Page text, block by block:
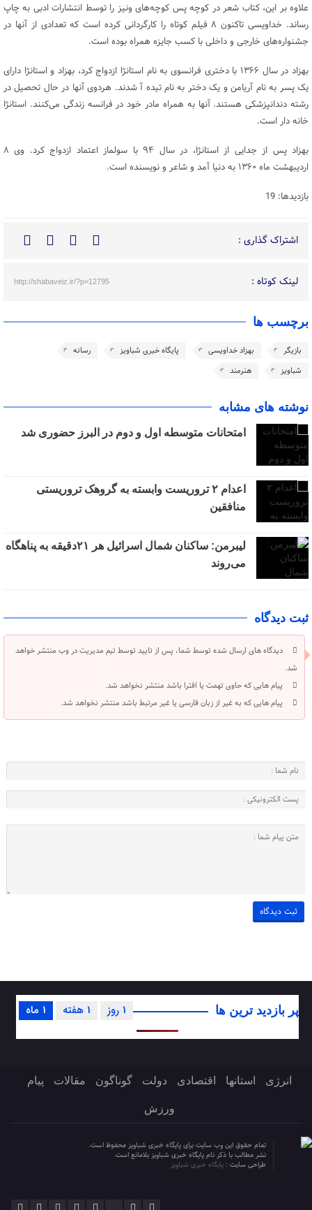
علاوه بر این، کتاب شعر در کوچه پس کوچه‌های ونیز را توسط انتشارات ادبی به چاپ
رساند. خداویسی تاکنون ۸ فیلم کوتاه را کارگردانی کرده است که تعدادی از آنها در
جشنواره‌های خارجی و داخلی با کسب جایزه همراه بوده است.
بهزاد در سال ۱۳۶۶ با دختری فرانسوی به نام استانژا ازدواج کرد، بهزاد و استانژا دارای
یک پسر به نام آریامن و یک دختر به نام تیده آ شدند. هردوی آنها در حال تحصیل در
رشته دندانپزشکی هستند. آنها به همراه مادر خود در فرانسه زندگی می‌کنند. استانژا
خانه دار است.
بهزاد پس از جدایی از استانژا، در سال ۹۴ با سولماز اعتماد ازدواج کرد. وی ۸
اردیبهشت ماه ۱۳۶۰ به دنیا آمد و شاعر و نویسنده است.
بازدیدها: 19
اشتراک گذاری :
لینک کوتاه : http://shabaveiz.ir/?p=12795
برچسب ها
بازیگر بهزاد خداویسی پایگاه خبری شباویز
رسانه
شباویز
هنرمند
نوشته های مشابه
امتحانات متوسطه اول و دوم در البرز حضوری شد
اعدام ۲ تروریست وابسته به گروهک تروریستی
منافقین
لیبرمن: ساکنان شمال اسرائیل هر ۲۱دقیقه به پناهگاه
می‌روند
ثبت دیدگاه
دیدگاه های ارسال شده توسط شما، پس از تایید توسط تیم مدیریت در وب منتشر خواهد
شد.
پیام هایی که حاوی تهمت یا افترا باشد منتشر نخواهد شد.
پیام هایی که به غیر از زبان فارسی یا غیر مرتبط باشد منتشر نخواهد شد.
پر بازدید ترین ها 1 ماه 1 هفته 1 روز
انرژی استانها اقتصادی دولت گوناگون مقالات پیام
ورزش
تمام حقوق این وب سایت برای پایگاه خبری شباویز محفوظ است.
نشر مطالب با ذکر نام پایگاه خبری شباویز بلامانع است.
طراحی سایت : پایگاه خبری شباویز